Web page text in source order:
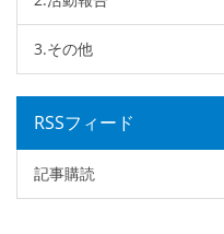
3.その他
RSSフィード
記事購読